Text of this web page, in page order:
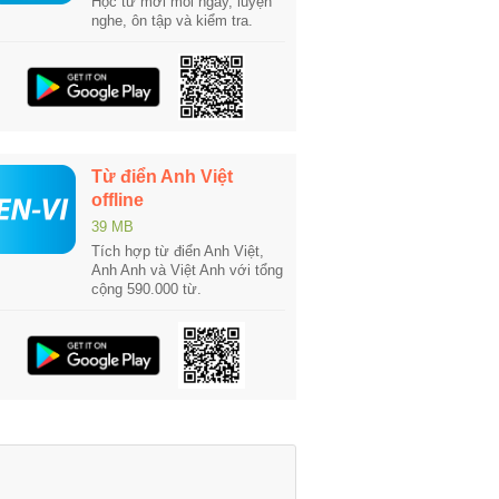
nghe, ôn tập và kiểm tra.
Từ điển Anh Việt
offline
39 MB
Tích hợp từ điển Anh Việt,
Anh Anh và Việt Anh với tổng
cộng 590.000 từ.